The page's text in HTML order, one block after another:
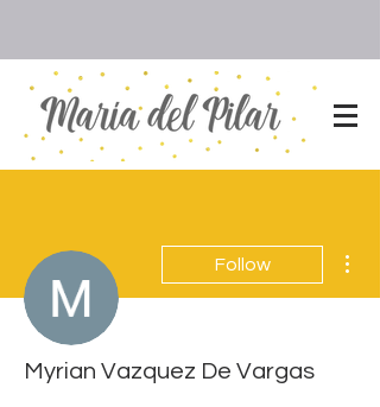
Follow
Myrian Vazquez De Vargas